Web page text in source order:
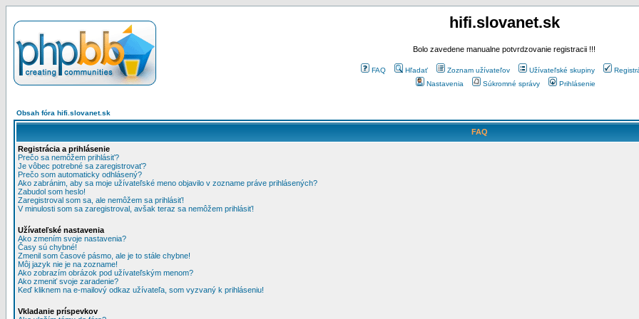
hifi.slovanet.sk
Bolo zavedene manualne potvrdzovanie registracii !!!
FAQ Hľadať Zoznam užívateľov Užívateľské skupiny
Nastavenia
Súkromné správy Prihlásenie
Obsah fóra hifi.slovanet.sk
FAQ
Registrácia a prihlásenie
Prečo sa nemôžem prihlásiť?
Je vôbec potrebné sa zaregistrovať?
Prečo som automaticky odhlásený?
Ako zabránim, aby sa moje užívateľské meno objavilo v zozname práve prihlásených?
Zabudol som heslo!
Zaregistroval som sa, ale nemôžem sa prihlásiť!
V minulosti som sa zaregistroval, avšak teraz sa nemôžem prihlásiť!
Užívateľské nastavenia
Ako zmením svoje nastavenia?
Časy sú chybné!
Zmenil som časové pásmo, ale je to stále chybne!
Môj jazyk nie je na zozname!
Ako zobrazím obrázok pod užívateľským menom?
Ako zmeniť svoje zaradenie?
Keď kliknem na e-mailový odkaz užívateľa, som vyzvaný k prihláseniu!
Vkladanie príspevkov